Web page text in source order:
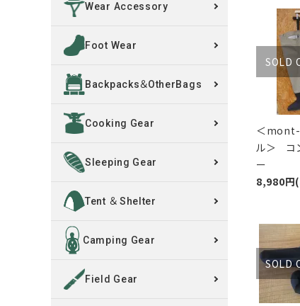
レンタル・修理
INFORMATION
ACCOUNT MENU
ようこそ ゲスト 様
ログイン
SOLD
＜
ル＞ コ
ー
8,980円
SOLD
Wear Accessory
Foot Wear
Backpacks＆OtherBags
Cooking Gear
Sleeping Gear
Tent ＆ Shelter
Camping Gear
Field Gear